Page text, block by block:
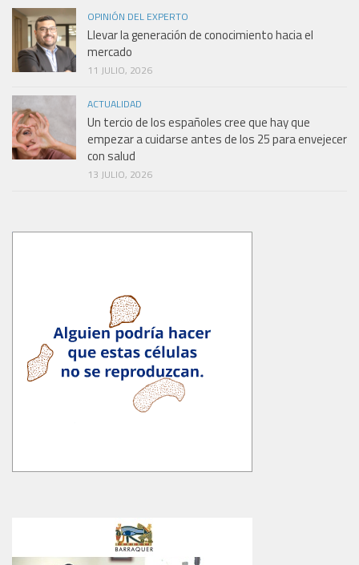
OPINIÓN DEL EXPERTO
Llevar la generación de conocimiento hacia el
mercado
11 JULIO, 2026
ACTUALIDAD
Un tercio de los españoles cree que hay que
empezar a cuidarse antes de los 25 para envejecer
con salud
13 JULIO, 2026